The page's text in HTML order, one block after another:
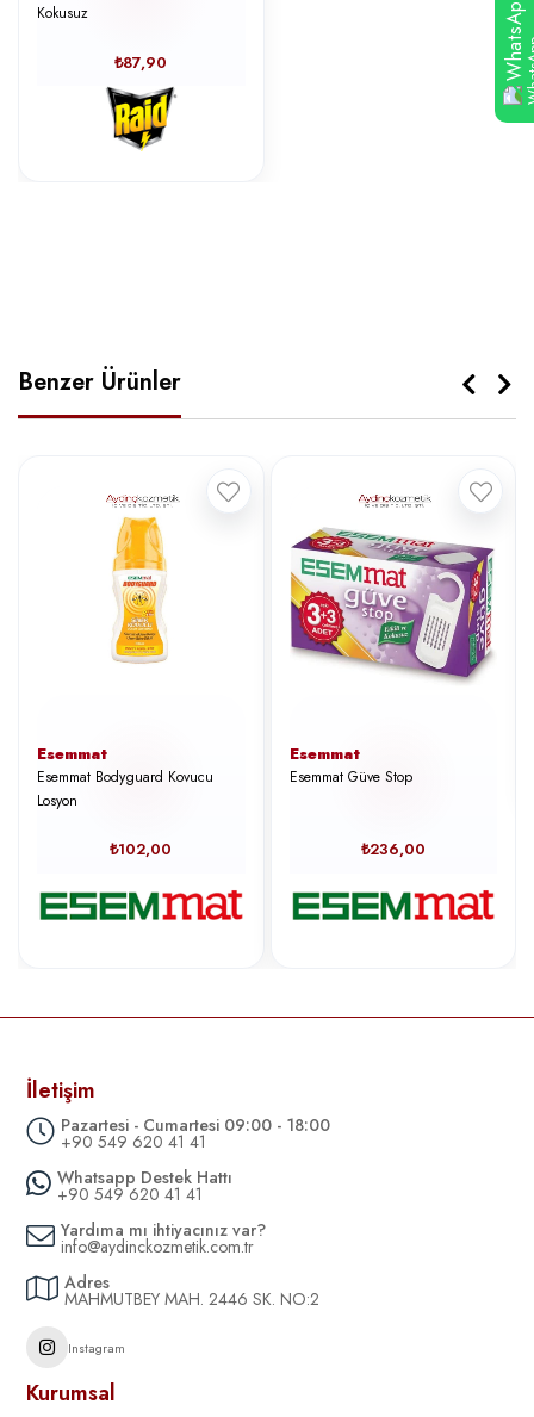
Kokusuz
₺87,90
Benzer Ürünler
Esemmat
Esemmat Bodyguard Kovucu
Losyon
₺102,00
Esemmat
Esemmat Güve Stop
₺236,00
İletişim
Pazartesi - Cumartesi 09:00 - 18:00
+90 549 620 41 41
Whatsapp Destek Hattı
+90 549 620 41 41
Yardıma mı ihtiyacınız var?
info@aydinckozmetik.com.tr
Adres
MAHMUTBEY MAH. 2446 SK. NO:2
Instagram
Kurumsal
WhatsApp